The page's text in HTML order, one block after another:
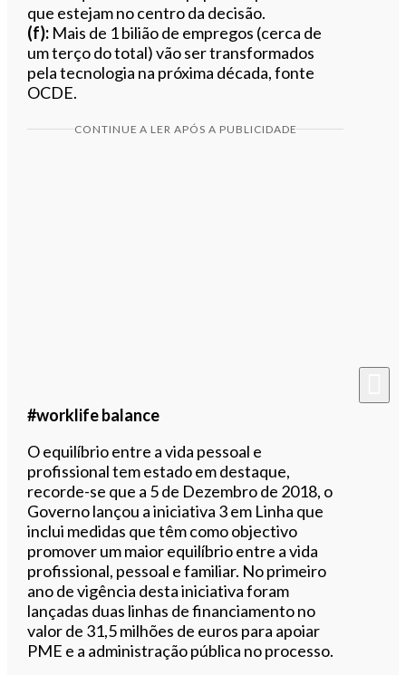
que estejam no centro da decisão.
(f): Mais de 1 bilião de empregos (cerca de
um terço do total) vão ser transformados
pela tecnologia na próxima década, fonte
OCDE.
CONTINUE A LER APÓS A PUBLICIDADE
#worklife balance
O equilíbrio entre a vida pessoal e
profissional tem estado em destaque,
recorde-se que a 5 de Dezembro de 2018, o
Governo lançou a iniciativa 3 em Linha que
inclui medidas que têm como objectivo
promover um maior equilíbrio entre a vida
profissional, pessoal e familiar. No primeiro
ano de vigência desta iniciativa foram
lançadas duas linhas de financiamento no
valor de 31,5 milhões de euros para apoiar
PME e a administração pública no processo.